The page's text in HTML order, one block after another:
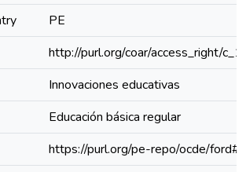
PE
http://purl.org/coar/access_right/
Innovaciones educativas
Educación básica regular
https://purl.org/pe-repo/ocde/